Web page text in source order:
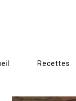
Recettes